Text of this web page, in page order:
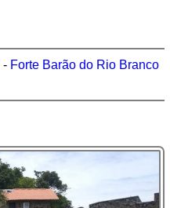
- Forte Barão do Rio Branco